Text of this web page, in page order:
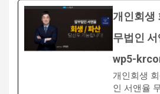
개인회생
무법인
wp5-
개인회생
인 서앤율